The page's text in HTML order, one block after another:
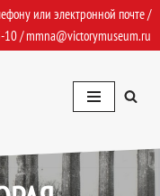
или электронной почте /
10/mmna@victorymuseum.ru